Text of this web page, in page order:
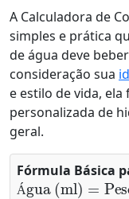
A Calculadora de
simples e prática
de água deve
consideração sua
e estilo de vida,
personalizada de
geral.
Fórmula Básica
Á
Água (ml)=